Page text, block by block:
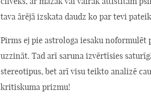
tava ārējā izskata daudz ko par tevi
Pirms ej pie astrologa iesaku noformulēt
uzzināt. Tad arī saruna izvērtīsies
stereotipus, bet arī visu teikto analizē
kritiskuma prizmu!